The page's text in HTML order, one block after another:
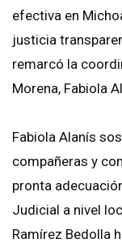
efectiva en
justicia
remarcó la
Morena, Fabiola
Fabiola Alanís
compañeras y
pronta
Judicial a nivel
Ramírez Bedolla